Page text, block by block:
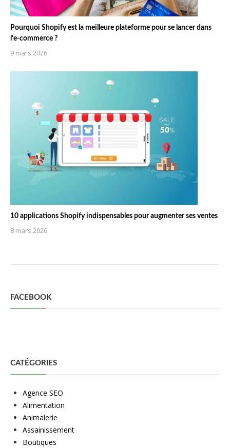
Pourquoi Shopify est la meilleure plateforme pour se lancer dans
l’e-commerce ?
9 mars 2026
10 applications Shopify indispensables pour augmenter ses ventes
8 mars 2026
FACEBOOK
CATÉGORIES
Agence SEO
Alimentation
Animalerie
Assainissement
Boutiques